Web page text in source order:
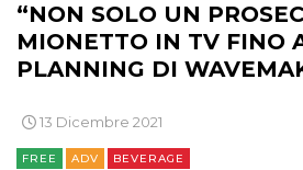
CINEMA
EDITORIA
“NON SOLO UN
MIONETTO IN TV FINO
PLANNING DI
13 Dicembre 2021
FREE ADV BEVERAGE